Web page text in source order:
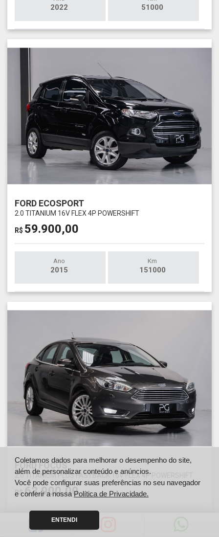
2022 51000
FORD ECOSPORT
2.0 TITANIUM 16V FLEX 4P POWERSHIFT
R$ 59.900,00
Ano
2015
Km
151000
FORD FOCUS
2.0 TITANIUM PLUS FASTBACK 16V FLEX 4P POWERSHIFT
R$63.900,00
Ano
2018
Coletamos dados para melhorar o desempenho do site,
além de personalizar conteúdo e anúncios.
Você pode configurar suas preferências no seu navegador
e conferir a nossa Política de Privacidade.
ENTENDI